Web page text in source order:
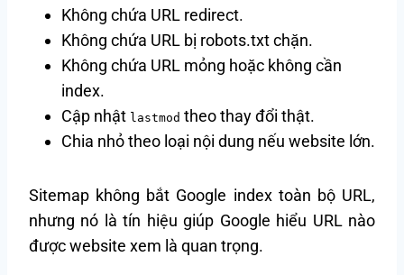
Không chứa URL redirect.
Không chứa URL bị robots.txt chặn.
Không chứa URL mỏng hoặc không cần
index.
Cập nhật lastmod theo thay đổi thật.
Chia nhỏ theo loại nội dung nếu website lớn.
Sitemap không bắt Google index toàn bộ URL,
nhưng nó là tín hiệu giúp Google hiểu URL nào
được website xem là quan trọng.